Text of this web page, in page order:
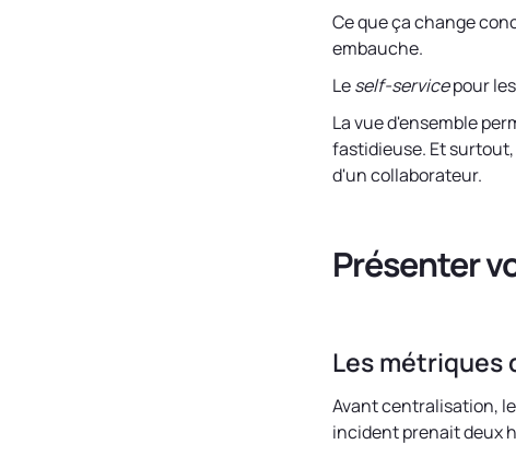
Ce que ça change
embauche.
Leself-servicepour
La vue d'ensemble
fastidieuse. Et
d'un collaborateur.
Présenter
Les métriques
Avant centralisation,
incident prenait deux